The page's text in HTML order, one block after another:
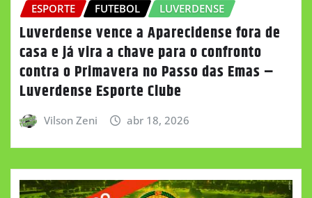
ESPORTE FUTEBOL LUVERDENSE
Luverdense vence a Aparecidense fora de
casa e já vira a chave para o confronto
contra o Primavera no Passo das Emas –
Luverdense Esporte Clube
Vilson Zeni abr 18, 2026